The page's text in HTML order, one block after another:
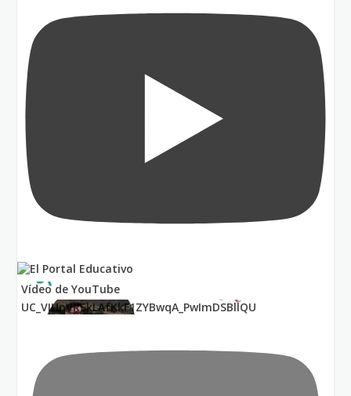
Vídeo de YouTube
UC_VIUnVRSkLAfKkF1ZYBwqA_PwImDSBllQU